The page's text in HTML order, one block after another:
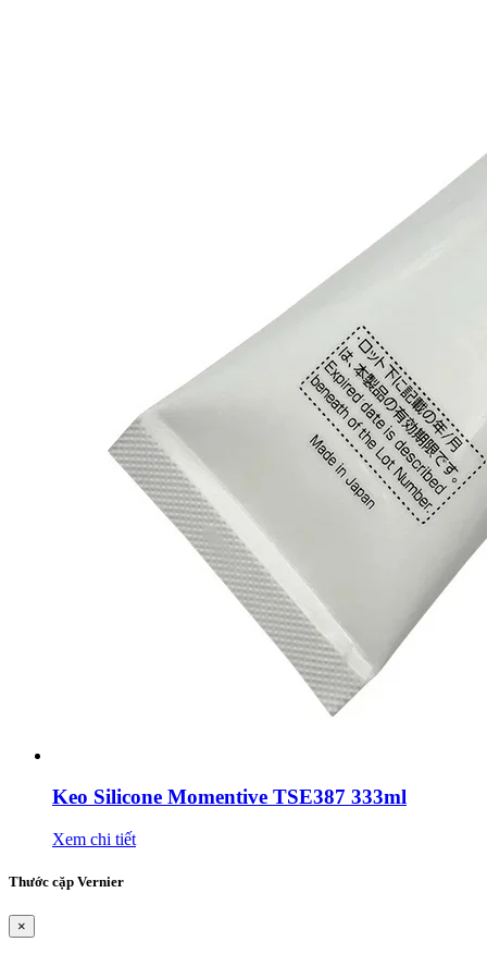
Keo Silicone Momentive TSE387 333ml
Xem chi tiết
Thước cặp Vernier
×